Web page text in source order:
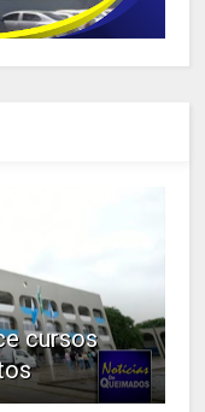
cursos